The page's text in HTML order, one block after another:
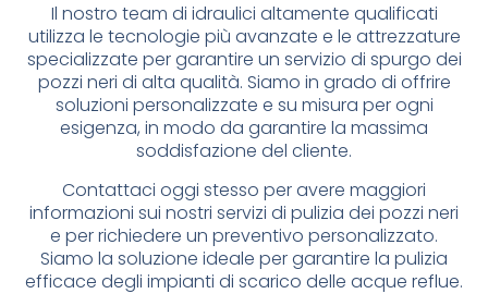
Il nostro team di idraulici altamente qualificati
utilizza le tecnologie più avanzate e le attrezzature
specializzate per garantire un servizio di spurgo dei
pozzi neri di alta qualità. Siamo in grado di offrire
soluzioni personalizzate e su misura per ogni
esigenza, in modo da garantire la massima
soddisfazione del cliente.
Contattaci oggi stesso per avere maggiori
informazioni sui nostri servizi di pulizia dei pozzi neri
e per richiedere un preventivo personalizzato.
Siamo la soluzione ideale per garantire la pulizia
efficace degli impianti di scarico delle acque reflue.